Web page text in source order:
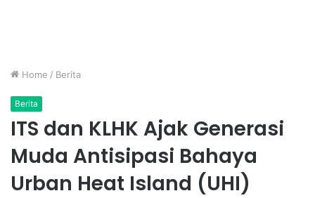
Home / Berita
Berita
ITS dan KLHK Ajak Generasi
Muda Antisipasi Bahaya
Urban Heat Island (UHI)